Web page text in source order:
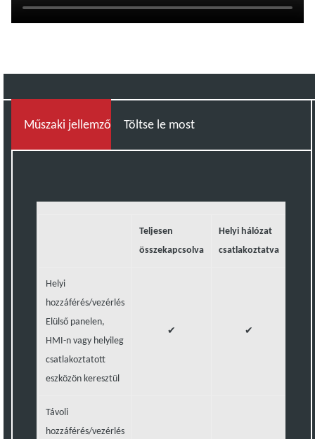
Műszaki jellemzők Töltse le most
Teljesen
összekapcsolva
Helyi hálózat
csatlakoztatva
Helyi
hozzáférés/vezérlés
Elülső panelen,
HMI-n vagy helyileg
csatlakoztatott
eszközön keresztül
✔ ✔
Távoli
hozzáférés/vezérlés